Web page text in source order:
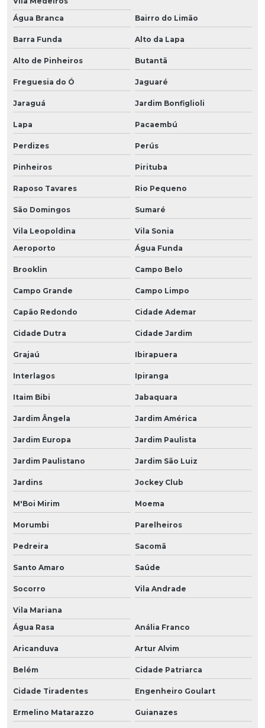
Água Branca
Bairro do Limão
Barra Funda Alto da Lapa
Alto de Pinheiros Butantã
Freguesia do Ó Jaguaré
Jaraguá Jardim Bonfiglioli
Lapa Pacaembú
Perdizes Perús
Pinheiros Pirituba
Raposo Tavares Rio Pequeno
São Domingos Sumaré
Vila Leopoldina
Vila Sonia
Aeroporto
Água Funda
Brooklin Campo Belo
Campo Grande Campo Limpo
Capão Redondo Cidade Ademar
Cidade Dutra Cidade Jardim
Grajaú Ibirapuera
Interlagos Ipiranga
Itaim Bibi Jabaquara
Jardim Ângela Jardim América
Jardim Europa Jardim Paulista
Jardim Paulistano Jardim São Luiz
Jardins Jockey Club
M'Boi Mirim Moema
Morumbi Parelheiros
Pedreira Sacomã
Santo Amaro Saúde
Socorro Vila Andrade
Vila Mariana
Água Rasa
Anália Franco
Aricanduva Artur Alvim
Belém Cidade Patriarca
Cidade Tiradentes Engenheiro Goulart
Ermelino Matarazzo Guianazes